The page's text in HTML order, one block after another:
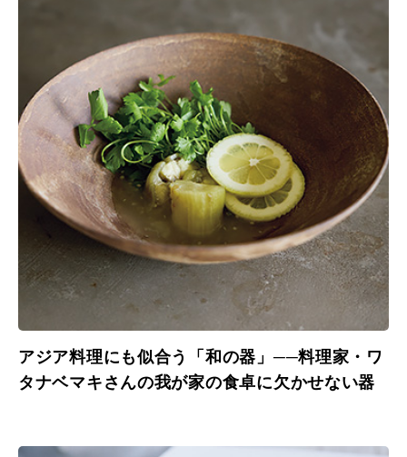
アジア料理にも似合う「和の器」──料理家・ワ
タナベマキさんの我が家の食卓に欠かせない器